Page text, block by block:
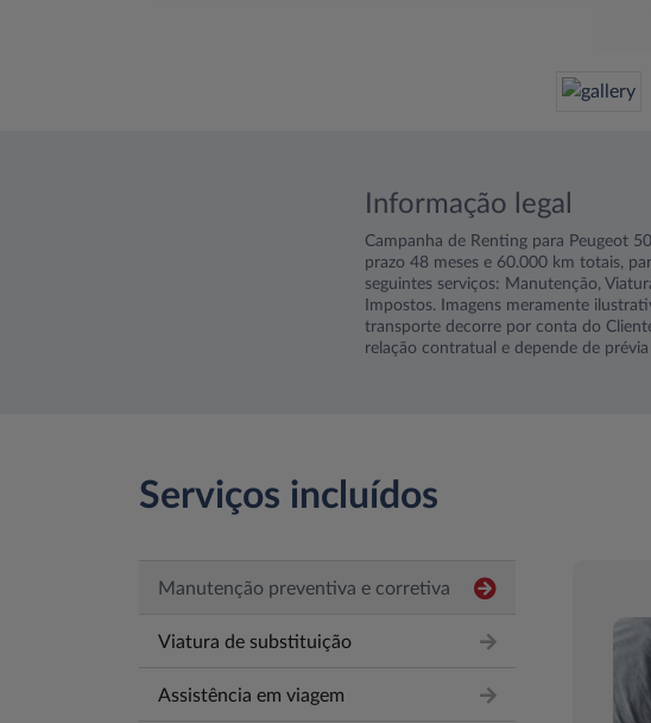
Informação legal
Campanha de Renting para Peugeot
prazo 48 meses e 60.000 km totais,
seguintes serviços: Manutenção,
Impostos. Imagens meramente
transporte decorre por conta do
relação contratual e depende de
Serviços incluídos
Manutenção preventiva e corretiva
Viatura de substituição
Assistência em viagem